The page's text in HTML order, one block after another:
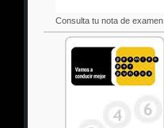
Consulta tu nota de examen